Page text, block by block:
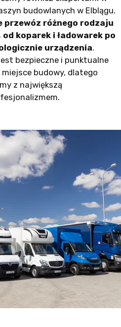
budowlanych w Elblągu.
przewóz różnego rodzaju
koparek i ładowarek po
urządzenia.
bezpieczne i punktualne
budowy, dlatego
z największą